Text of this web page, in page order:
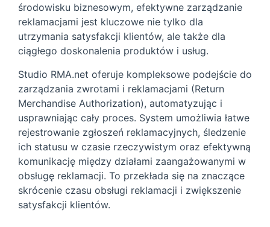
środowisku biznesowym, efektywne zarządzanie
reklamacjami jest kluczowe nie tylko dla
utrzymania satysfakcji klientów, ale także dla
ciągłego doskonalenia produktów i usług.
Studio RMA.net oferuje kompleksowe podejście do
zarządzania zwrotami i reklamacjami (Return
Merchandise Authorization), automatyzując i
usprawniając cały proces. System umożliwia łatwe
rejestrowanie zgłoszeń reklamacyjnych, śledzenie
ich statusu w czasie rzeczywistym oraz efektywną
komunikację między działami zaangażowanymi w
obsługę reklamacji. To przekłada się na znaczące
skrócenie czasu obsługi reklamacji i zwiększenie
satysfakcji klientów.